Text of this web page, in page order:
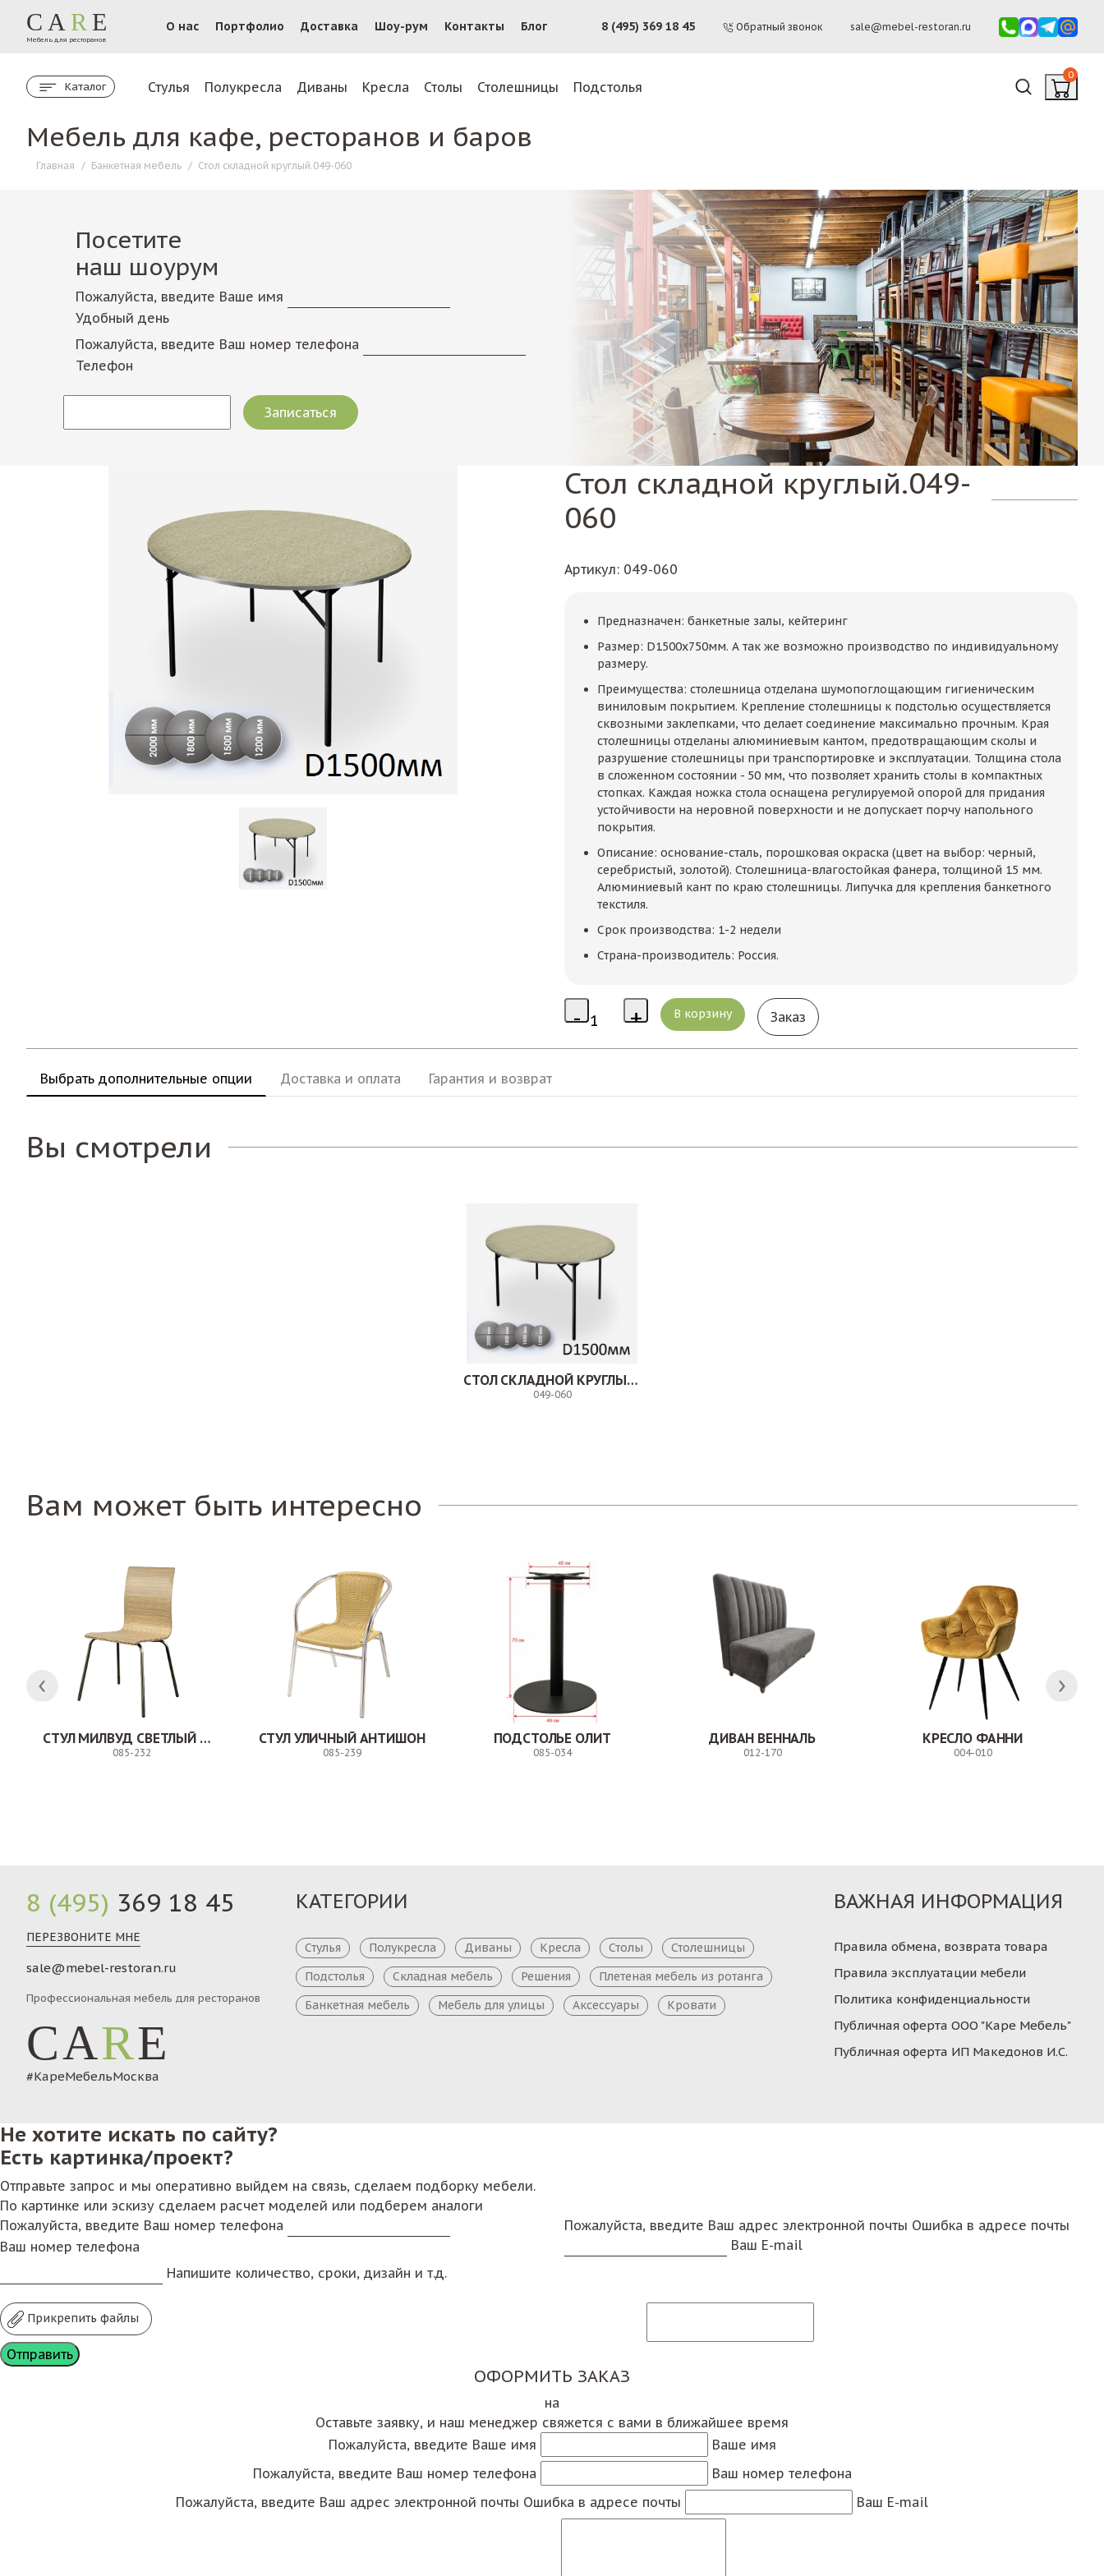
CA R E
Мебель для ресторанов
О нас Портфолио Доставка Шоу-рум Контакты Блог 8 (495) 369 18 45 Обратный звонок sale@mebel-restoran.ru
Каталог Стулья Полукресла Диваны Кресла Столы Столешницы Подстолья
0
Мебель для кафе, ресторанов и баров
Главная / Банкетная мебель / Стол складной круглый.049-060
Посетите
наш шоурум
Пожалуйста, введите Ваше имя
Удобный день
Пожалуйста, введите Ваш номер телефона
Телефон
Стол складной круглый.049-
060
Артикул: 049-060
Предназначен: банкетные залы, кейтеринг
Размер: D1500х750мм. А так же возможно производство по индивидуальному
размеру.
Преимущества: столешница отделана шумопоглощающим гигиеническим
виниловым покрытием. Крепление столешницы к подстолью осуществляется
сквозными заклепками, что делает соединение максимально прочным. Края
столешницы отделаны алюминиевым кантом, предотвращающим сколы и
разрушение столешницы при транспортировке и эксплуатации. Толщина стола
в сложенном состоянии - 50 мм, что позволяет хранить столы в компактных
стопках. Каждая ножка стола оснащена регулируемой опорой для придания
устойчивости на неровной поверхности и не допускает порчу напольного
покрытия.
Описание: основание-сталь, порошковая окраска (цвет на выбор: черный,
серебристый, золотой). Столешница-влагостойкая фанера, толщиной 15 мм.
Алюминиевый кант по краю столешницы. Липучка для крепления банкетного
текстиля.
Срок производства: 1-2 недели
Страна-производитель: Россия.
Заказ
Выбрать дополнительные опции Доставка и оплата Гарантия и возврат
Вы смотрели
СТОЛ СКЛАДНОЙ КРУГЛЫЙ.049-060
049-060
Вам может быть интересно
СТУЛ МИЛВУД СВЕТЛЫЙ ШЕЛК
085-232
СТУЛ УЛИЧНЫЙ АНТИШОН
085-239
ПОДСТОЛЬЕ ОЛИТ
085-034
ДИВАН ВЕННАЛЬ
012-170
КРЕСЛО ФАННИ
004-010
8 (495) 369 18 45
ПЕРЕЗВОНИТЕ МНЕ
sale@mebel-restoran.ru
Профессиональная мебель для ресторанов
CARE
#КареМебельМосква
КАТЕГОРИИ
Стулья Полукресла Диваны Кресла Столы
Столешницы
Подстолья
Складная мебель Решения
Плетеная мебель из ротанга
Банкетная мебель
Мебель для улицы Аксессуары Кровати
ВАЖНАЯ ИНФОРМАЦИЯ
Правила обмена, возврата товара
Правила эксплуатации мебели
Политика конфиденциальности
Публичная оферта ООО "Каре Мебель"
Публичная оферта ИП Македонов И.С.
Не хотите искать по сайту?
Есть картинка/проект?
Отправьте запрос и мы оперативно выйдем на связь, сделаем подборку мебели.
По картинке или эскизу сделаем расчет моделей или подберем аналоги
Пожалуйста, введите Ваш номер телефона
Ваш номер телефона
Пожалуйста, введите Ваш адрес электронной почты Ошибка в адресе почты
Ваш E-mail
Напишите количество, сроки, дизайн и т.д.
Прикрепить файлы
ОФОРМИТЬ ЗАКАЗ
на
Оставьте заявку, и наш менеджер свяжется с вами в ближайшее время
Пожалуйста, введите Ваше имя
Ваше имя
Пожалуйста, введите Ваш номер телефона
Ваш номер телефона
Пожалуйста, введите Ваш адрес электронной почты Ошибка в адресе почты Ваш E-mail